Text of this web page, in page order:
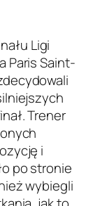
Ligi
Paris Saint-
Trener
i
po stronie
wybiegli